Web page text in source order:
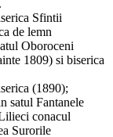
Sfintii
de lemn
Oboroceni
1809) si biserica
(1890);
satul Fantanele
conacul
Surorile